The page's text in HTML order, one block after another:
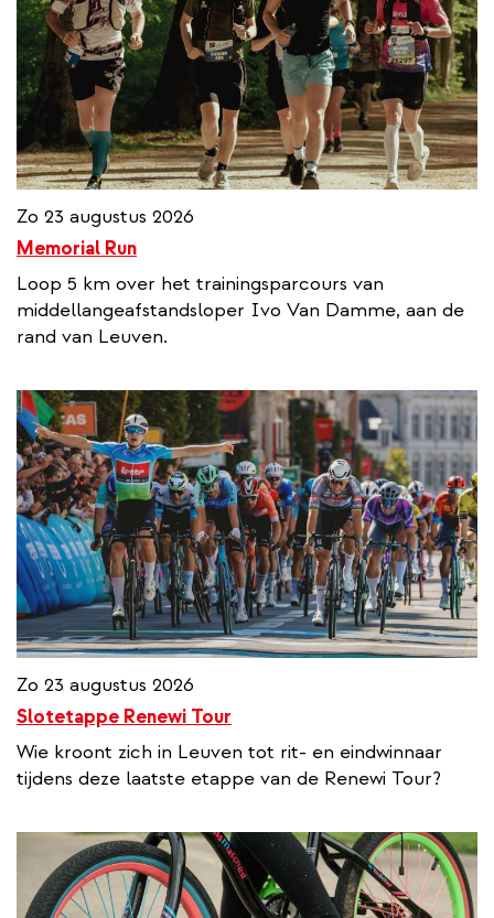
Zo 23 augustus 2026
Memorial Run
Loop 5 km over het trainingsparcours van
middellangeafstandsloper Ivo Van Damme, aan de
rand van Leuven.
Zo 23 augustus 2026
Slotetappe Renewi Tour
Wie kroont zich in Leuven tot rit- en eindwinnaar
tijdens deze laatste etappe van de Renewi Tour?